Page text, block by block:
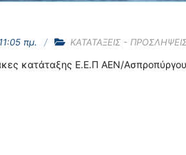
πμ. ΚΑΤΑΤΑΞΕΙΣ -
κατάταξης Ε.Ε.Π ΑΕΝ/